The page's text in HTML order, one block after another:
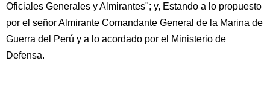
Oficiales Generales y Almirantes"; y, Estando a lo propuesto
por el señor Almirante Comandante General de la Marina de
Guerra del Perú y a lo acordado por el Ministerio de
Defensa.